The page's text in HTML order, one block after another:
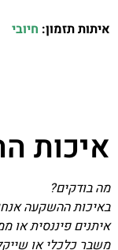
איתות תזמון: חיובי
איכות
מה בודקים?
באיכות ההשקעה
איתנים פיננסית או
משבר כלכלי או